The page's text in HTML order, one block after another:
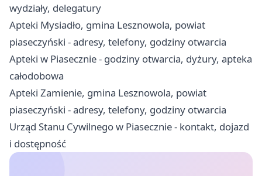
wydziały, delegatury
Apteki Mysiadło, gmina Lesznowola, powiat
piaseczyński - adresy, telefony, godziny otwarcia
Apteki w Piasecznie - godziny otwarcia, dyżury, apteka
całodobowa
Apteki Zamienie, gmina Lesznowola, powiat
piaseczyński - adresy, telefony, godziny otwarcia
Urząd Stanu Cywilnego w Piasecznie - kontakt, dojazd
i dostępność